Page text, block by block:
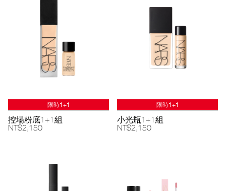
限時1+1
控場粉底1+1組
NT$2,150
限時1+1
小光瓶1+1組
NT$2,150